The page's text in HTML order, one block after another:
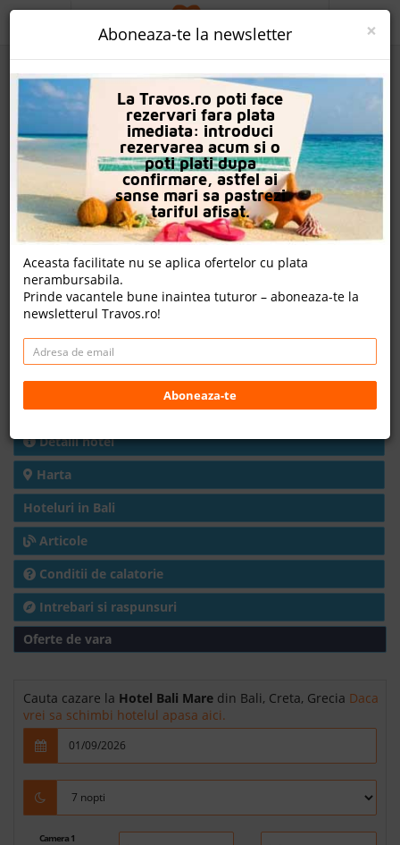
Hotel Bali Mare
nota Travos: 7.3
Bali, Creta, Grecia
Bal, Balíon, 74057, Grecia
Distanta fata de plaja: 450m
Charter avion
Detalii hotel
Harta
Hoteluri in Bali
Articole
Conditii de calatorie
Intrebari si raspunsuri
Oferte de vara
Cauta cazare la Hotel Bali Mare din Bali, Creta, Grecia Daca
vrei sa schimbi hotelul apasa aici.
Camera 1
PROMO
CAUTA REZERVARE
OFERTA PERSONALIZATA
DESPRE NOI
LOGIN
CAZARE
CHARTER AVION
CAZARE + AUTOCAR
CONTACT
+40 376 444 888
LEI EURO
×
Aboneaza-te la newsletter
La Travos.ro poti face
rezervari fara plata
imediata: introduci
rezervarea acum si o
poti plati dupa
confirmare, astfel ai
sanse mari sa pastrezi
tariful afisat.
Aceasta facilitate nu se aplica ofertelor cu plata
nerambursabila.
Prinde vacantele bune inaintea tuturor – aboneaza-te la
newsletterul Travos.ro!
Aboneaza-te